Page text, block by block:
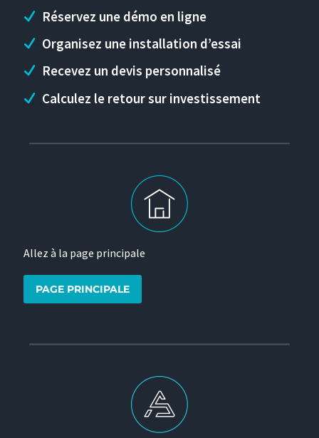
Réservez une démo en ligne
Organisez une installation d’essai
Recevez un devis personnalisé
Calculez le retour sur investissement
Allez à la page principale
PAGE PRINCIPALE